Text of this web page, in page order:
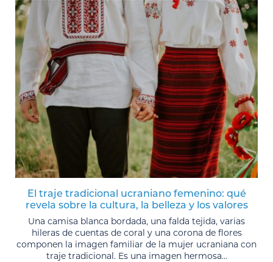
El traje tradicional ucraniano femenino: qué
revela sobre la cultura, la belleza y los valores
Una camisa blanca bordada, una falda tejida, varias
hileras de cuentas de coral y una corona de flores
componen la imagen familiar de la mujer ucraniana con
traje tradicional. Es una imagen hermosa...